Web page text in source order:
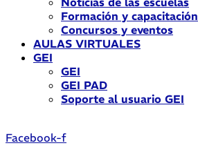
Formación y capacitación
Concursos y eventos
AULAS VIRTUALES
GEI
GEI
GEI PAD
Soporte al usuario GEI
Facebook-f